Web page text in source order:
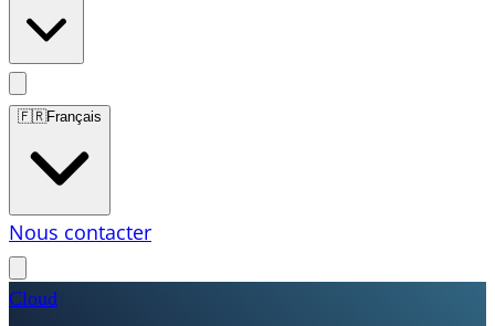
🇫🇷Français
Nous contacter
Cloud